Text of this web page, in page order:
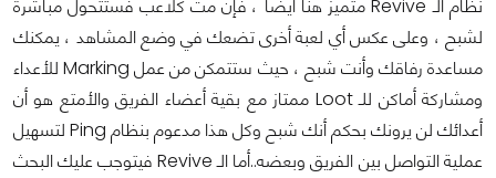
نظام الـ Revive متميز هنا أيضاً ، فإن مت كلاعب فستتحول مباشرةً
لشبح ، وعلى عكس أي لعبة أخرى تضعك في وضع المشاهد ، يمكنك
مساعدة رفاقك وأنت شبح ، حيث ستتمكن من عمل Marking للأعداء
ومشاركة أماكن للـ Loot ممتاز مع بقية أعضاء الفريق والأمتع هو أن
أعدائك لن يرونك بحكم أنك شبح وكل هذا مدعوم بنظام Ping لتسهيل
عملية التواصل بين الفريق وبعضه..أما الـ Revive فيتوجب عليك البحث